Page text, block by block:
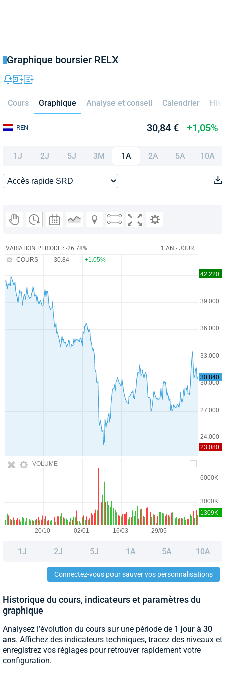
Graphique boursier RELX
Cours Graphique Analyse et conseil Calendrier
REN 30,84 € +1,05%
1J 2J 5J 3M 1A 2A 5A 10A
VARIATION PERIODE : -26.78% 1 AN - JOUR
VOLUME
COURS 30.84 +1.05%
1J 2J 5J 1A 5A 10A
Connectez-vous pour sauver vos personnalisations
Historique du cours, indicateurs et paramètres du
graphique
Analysez l’évolution du cours sur une période de 1 jour à 30
ans. Affichez des indicateurs techniques, tracez des niveaux et
enregistrez vos réglages pour retrouver rapidement votre
configuration.